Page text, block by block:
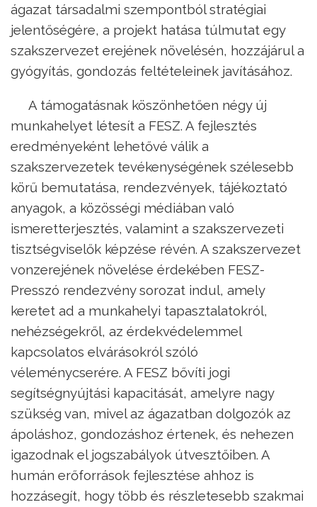
ágazat társadalmi szempontból stratégiai
jelentőségére, a projekt hatása túlmutat egy
szakszervezet erejének növelésén, hozzájárul a
gyógyítás, gondozás feltételeinek javításához.
A támogatásnak köszönhetően négy új
munkahelyet létesít a FESZ. A fejlesztés
eredményeként lehetővé válik a
szakszervezetek tevékenységének szélesebb
körű bemutatása, rendezvények, tájékoztató
anyagok, a közösségi médiában való
ismeretterjesztés, valamint a szakszervezeti
tisztségviselők képzése révén. A szakszervezet
vonzerejének növelése érdekében FESZ-
Presszó rendezvény sorozat indul, amely
keretet ad a munkahelyi tapasztalatokról,
nehézségekről, az érdekvédelemmel
kapcsolatos elvárásokról szóló
véleménycserére. A FESZ bővíti jogi
segítségnyújtási kapacitását, amelyre nagy
szükség van, mivel az ágazatban dolgozók az
ápoláshoz, gondozáshoz értenek, és nehezen
igazodnak el jogszabályok útvesztőiben. A
humán erőforrások fejlesztése ahhoz is
hozzásegít, hogy több és részletesebb szakmai